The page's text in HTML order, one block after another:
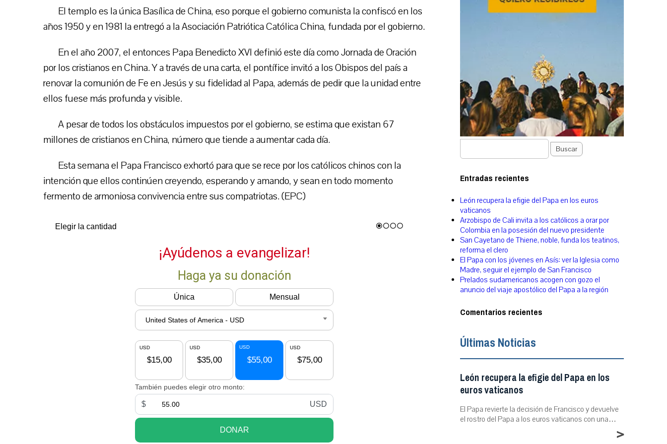
El templo es la única Basílica de China, eso porque el gobierno comunista la confiscó en los
años 1950 y en 1981 la entregó a la Asociación Patriótica Católica China, fundada por el gobierno.
En el año 2007, el entonces Papa Benedicto XVI definió este día como Jornada de Oración
por los cristianos en China. Y a través de una carta, el pontífice invitó a los Obispos del país a
renovar la comunión de Fe en Jesús y su fidelidad al Papa, además de pedir que la unidad entre
ellos fuese más profunda y visible.
A pesar de todos los obstáculos impuestos por el gobierno, se estima que existan 67
millones de cristianos en China, número que tiende a aumentar cada día.
Esta semana el Papa Francisco exhortó para que se rece por los católicos chinos con la
intención que ellos continúen creyendo, esperando y amando, y sean en todo momento
fermento de armoniosa convivencia entre sus compatriotas. (EPC)
Buscar
Entradas recientes
León recupera la efigie del Papa en los euros
vaticanos
Arzobispo de Cali invita a los católicos a orar por
Colombia en la posesión del nuevo presidente
San Cayetano de Thiene, noble, funda los teatinos,
reforma el clero
El Papa con los jóvenes en Asís: ver la Iglesia como
Madre, seguir el ejemplo de San Francisco
Prelados sudamericanos acogen con gozo el
anuncio del viaje apostólico del Papa a la región
Comentarios recientes
Últimas Noticias
León recupera la efigie del Papa en los
euros vaticanos
El Papa revierte la decisión de Francisco y devuelve
el rostro del Papa a los euros vaticanos con una…
>